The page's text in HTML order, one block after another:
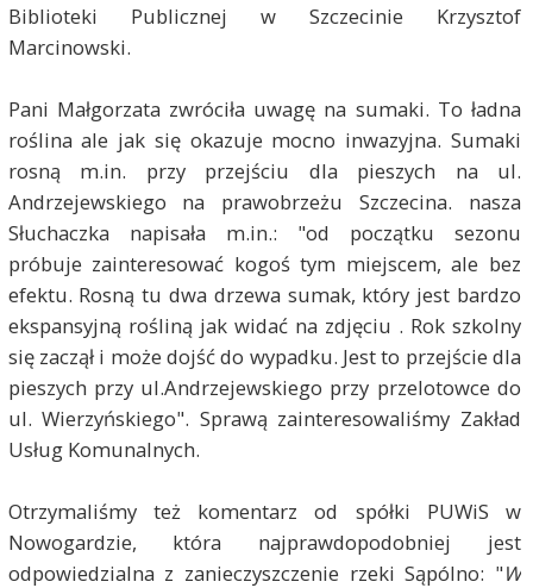
Biblioteki Publicznej w Szczecinie Krzysztof
Marcinowski.
Pani Małgorzata zwróciła uwagę na sumaki. To ładna
roślina ale jak się okazuje mocno inwazyjna. Sumaki
rosną m.in. przy przejściu dla pieszych na ul.
Andrzejewskiego na prawobrzeżu Szczecina. nasza
Słuchaczka napisała m.in.: "od początku sezonu
próbuje zainteresować kogoś tym miejscem, ale bez
efektu. Rosną tu dwa drzewa sumak, który jest bardzo
ekspansyjną rośliną jak widać na zdjęciu . Rok szkolny
się zaczął i może dojść do wypadku. Jest to przejście dla
pieszych przy ul.Andrzejewskiego przy przelotowce do
ul. Wierzyńskiego". Sprawą zainteresowaliśmy Zakład
Usług Komunalnych.
Otrzymaliśmy też komentarz od spółki PUWiS w
Nowogardzie, która najprawdopodobniej jest
odpowiedzialna z zanieczyszczenie rzeki Sąpólno: "W